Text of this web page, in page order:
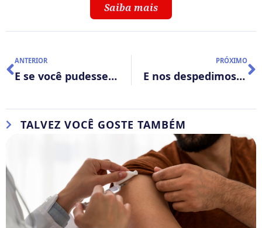
Saiba mais
ANTERIOR
E se você pudesse fazer o processamento e o emblocamento de tecidos de uma vez? Sonho ou Sinergia?
PRÓXIMO
E nos despedimos de “Setembro Dourado” falando um pouco mais sobre o câncer infantojuvenil
TALVEZ VOCÊ GOSTE TAMBÉM